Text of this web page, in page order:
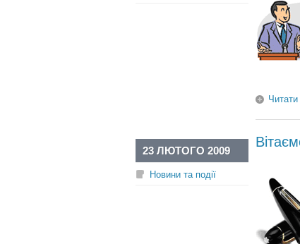
Читати
23 ЛЮТОГО 2009
Новини та події